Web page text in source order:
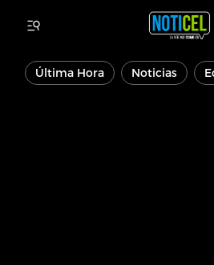
Última Hora Noticias